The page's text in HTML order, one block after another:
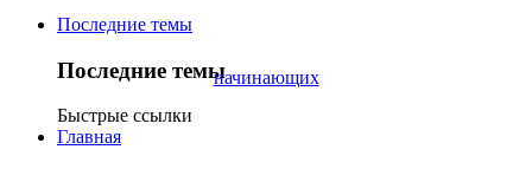
Последние темы
Последние темы
Быстрые ссылки
Главная